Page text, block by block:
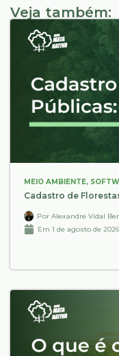
Veja também:
MEIO AMBIENTE,
Cadastro de
Por Alexandre Vidal
Em 1 de agosto de 2026